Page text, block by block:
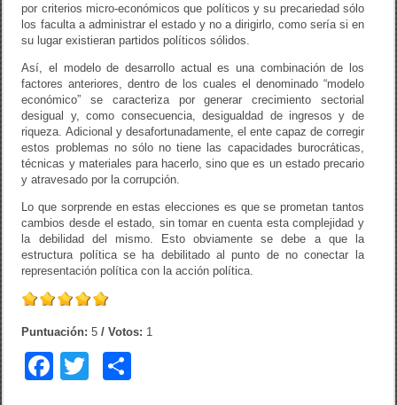
por criterios micro-económicos que políticos y su precariedad sólo
los faculta a administrar el estado y no a dirigirlo, como sería si en
su lugar existieran partidos políticos sólidos.
Así, el modelo de desarrollo actual es una combinación de los
factores anteriores, dentro de los cuales el denominado “modelo
económico” se caracteriza por generar crecimiento sectorial
desigual y, como consecuencia, desigualdad de ingresos y de
riqueza. Adicional y desafortunadamente, el ente capaz de corregir
estos problemas no sólo no tiene las capacidades burocráticas,
técnicas y materiales para hacerlo, sino que es un estado precario
y atravesado por la corrupción.
Lo que sorprende en estas elecciones es que se prometan tantos
cambios desde el estado, sin tomar en cuenta esta complejidad y
la debilidad del mismo. Esto obviamente se debe a que la
estructura política se ha debilitado al punto de no conectar la
representación política con la acción política.
Puntuación:5 / Votos: 1
F
T